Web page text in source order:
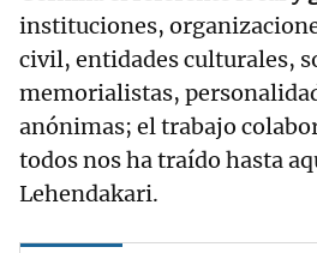
instituciones,
civil, entidades culturales,
memorialistas,
anónimas; el trabajo
todos nos ha traído hasta
Lehendakari.